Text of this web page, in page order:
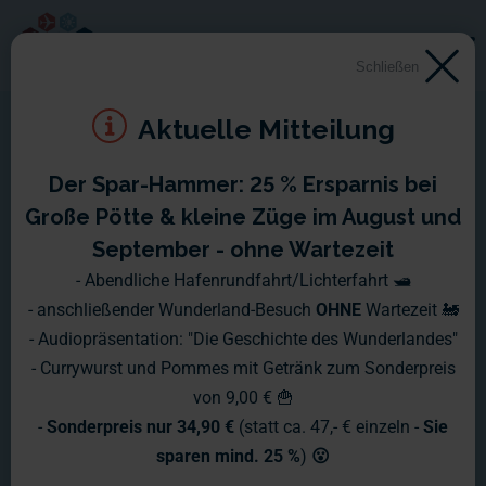
Schließen
Aktuelle Mitteilung
Der Spar-Hammer: 25 % Ersparnis bei
Große Pötte & kleine Züge im August und
September - ohne Wartezeit
- Abendliche Hafenrundfahrt/Lichterfahrt 🛥️
- anschließender Wunderland-Besuch OHNE Wartezeit 🚂
- Audiopräsentation: "Die Geschichte des Wunderlandes"
- Currywurst und Pommes mit Getränk zum Sonderpreis
von 9,00 € 🍟
- Sonderpreis nur 34,90 € (statt ca. 47,- € einzeln - Sie
sparen mind. 25 %) 😮